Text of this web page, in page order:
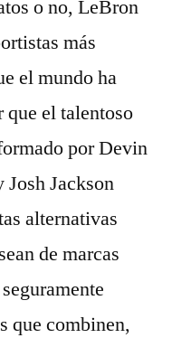
o no, LeBron
más
el mundo ha
que el talentoso
por Devin
Jackson
alternativas
de marcas
que combinen,